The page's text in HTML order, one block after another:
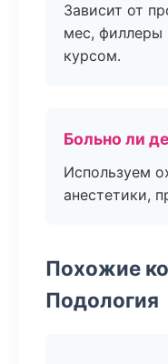
Зависит от
мес,
курсом.
Больно ли
Используем
анестетики,
Похожие
Подология